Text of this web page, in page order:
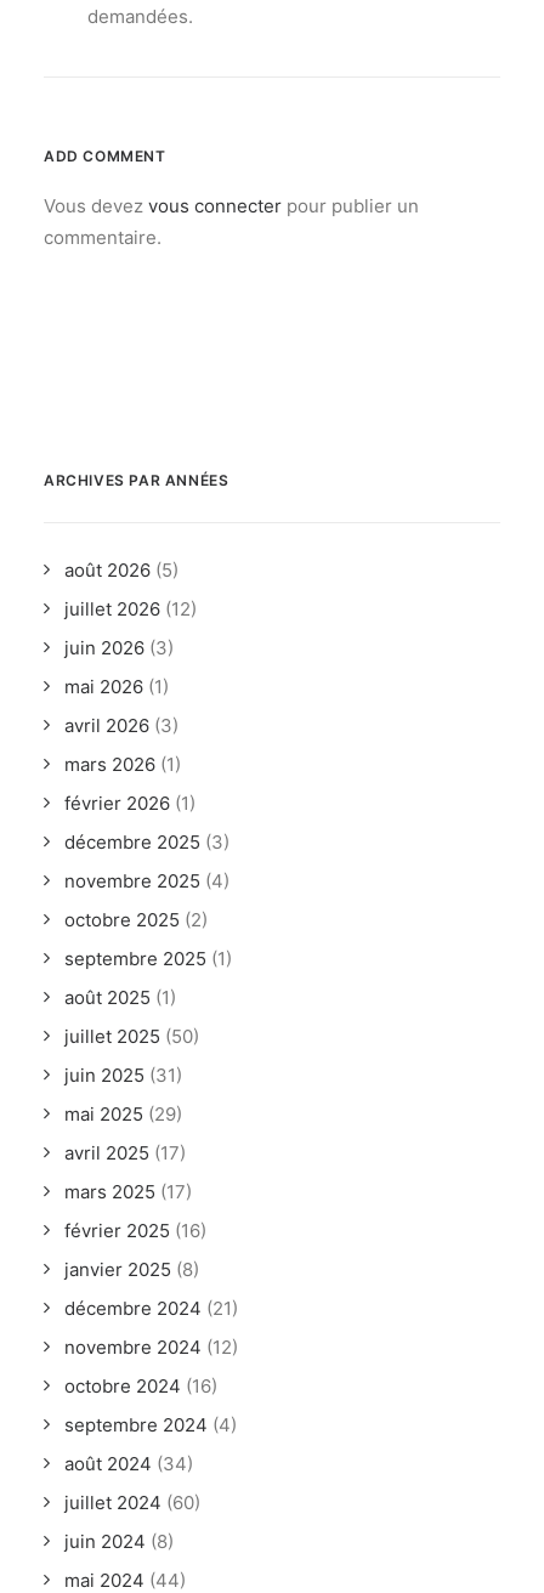
demandées.
ADD COMMENT
Vous devez vous connecter pour publier un
commentaire.
ARCHIVES PAR ANNÉES
août 2026 (5)
juillet 2026 (12)
juin 2026 (3)
mai 2026 (1)
avril 2026 (3)
mars 2026 (1)
février 2026 (1)
décembre 2025 (3)
novembre 2025 (4)
octobre 2025 (2)
septembre 2025 (1)
août 2025 (1)
juillet 2025 (50)
juin 2025 (31)
mai 2025 (29)
avril 2025 (17)
mars 2025 (17)
février 2025 (16)
janvier 2025 (8)
décembre 2024 (21)
novembre 2024 (12)
octobre 2024 (16)
septembre 2024 (4)
août 2024 (34)
juillet 2024 (60)
juin 2024 (8)
mai 2024 (44)